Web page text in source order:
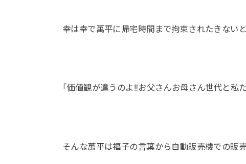
幸は幸で萬平に帰宅時間まで拘束されたきないと
｢価値観が違うのよ‼お父さんお母さん世代と私
そんな萬平は福子の言葉から自動販売機での販